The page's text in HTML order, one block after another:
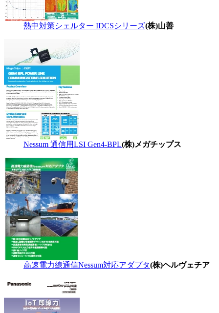
熱中対策シェルター IDCSシリーズ(株)山善
Nessum 通信用LSI Gen4-BPL(株)メガチップス
高速電力線通信Nessum対応アダプタ(株)ヘルヴェチア